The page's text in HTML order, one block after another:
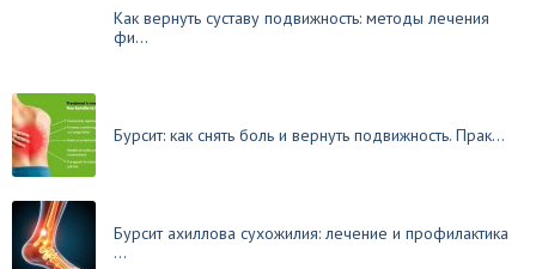
Как вернуть суставу подвижность: методы лечения
фи...
Бурсит: как снять боль и вернуть подвижность. Прак...
Бурсит ахиллова сухожилия: лечение и профилактика
...